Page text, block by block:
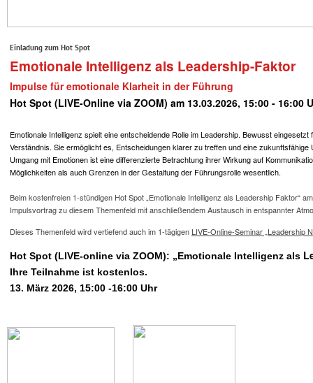
Einladung zum Hot Spot
Emotionale Intelligenz als Leadership-Faktor
Impulse für emotionale Klarheit in der Führung
Hot Spot (LIVE-Online via ZOOM) am 13.03.2026, 15:00 - 16:00
Emotionale Intelligenz spielt eine entscheidende Rolle im Leadership. Bewusst
Verständnis. Sie ermöglicht es, Entscheidungen klarer zu treffen und eine
Umgang mit Emotionen ist eine differenzierte Betrachtung ihrer Wirkung auf
Möglichkeiten als auch Grenzen in der Gestaltung der Führungsrolle wesentlich.
Beim kostenfreien 1-stündigen Hot Spot „Emotionale Intelligenz als Leadership Faktor“
Impulsvortrag zu diesem Themenfeld mit anschließendem Austausch in entspannter
Dieses Themenfeld wird vertiefend auch im 1-tägigen LIVE-Online-Seminar „Leadership
Hot Spot (LIVE-online via ZOOM): „Emotionale Intelligenz als
Ihre Teilnahme ist kostenlos.
13. März 2026, 15:00 -16:00 Uhr